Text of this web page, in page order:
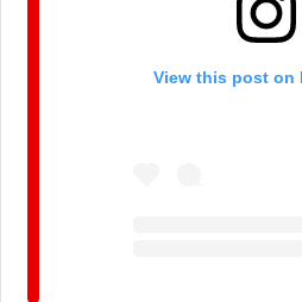
View this post on